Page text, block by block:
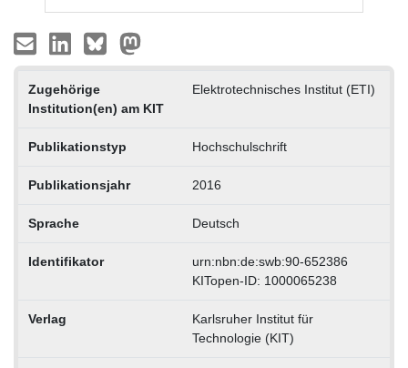
Zugehörige
Institution(en) am KIT
Elektrotechnisches Institut (ETI)
Publikationstyp Hochschulschrift
Publikationsjahr 2016
Sprache Deutsch
Identifikator
urn:nbn:de:swb:90-652386
KITopen-ID: 1000065238
Verlag
Karlsruher Institut für
Technologie (KIT)